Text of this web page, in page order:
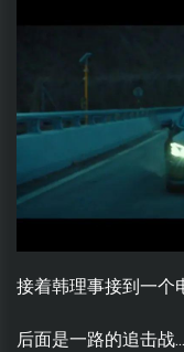
接着韩理事接到一个
后面是一路的追击战...